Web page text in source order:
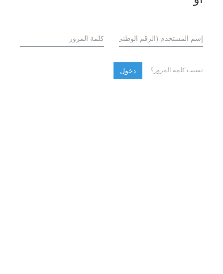
نسيت كلمة المرور؟ دخول